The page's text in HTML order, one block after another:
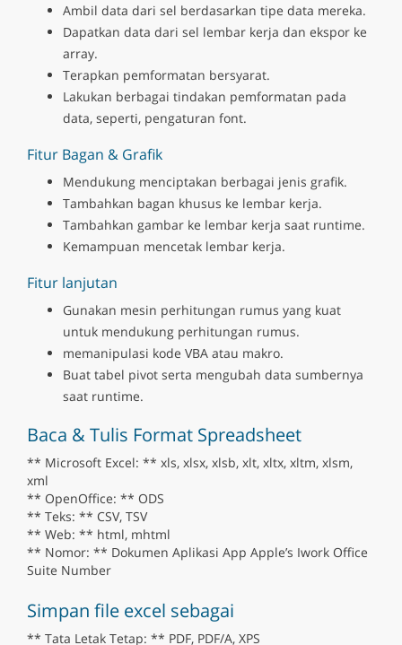
Ambil data dari sel berdasarkan tipe data mereka.
Dapatkan data dari sel lembar kerja dan ekspor ke
array.
Terapkan pemformatan bersyarat.
Lakukan berbagai tindakan pemformatan pada
data, seperti, pengaturan font.
Fitur Bagan & Grafik
Mendukung menciptakan berbagai jenis grafik.
Tambahkan bagan khusus ke lembar kerja.
Tambahkan gambar ke lembar kerja saat runtime.
Kemampuan mencetak lembar kerja.
Fitur lanjutan
Gunakan mesin perhitungan rumus yang kuat
untuk mendukung perhitungan rumus.
memanipulasi kode VBA atau makro.
Buat tabel pivot serta mengubah data sumbernya
saat runtime.
Baca & Tulis Format Spreadsheet
** Microsoft Excel: ** xls, xlsx, xlsb, xlt, xltx, xltm, xlsm,
xml
** OpenOffice: ** ODS
** Teks: ** CSV, TSV
** Web: ** html, mhtml
** Nomor: ** Dokumen Aplikasi App Apple’s Iwork Office
Suite Number
Simpan file excel sebagai
** Tata Letak Tetap: ** PDF, PDF/A, XPS